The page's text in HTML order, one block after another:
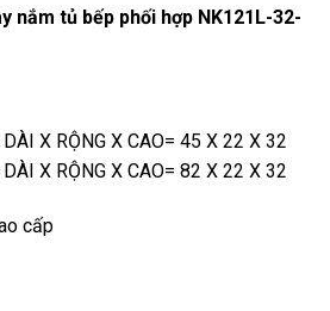
nắm tủ bếp phối hợp NK121L-32-
X RỘNG X CAO= 45 X 22 X 32
X RỘNG X CAO= 82 X 22 X 32
cấp